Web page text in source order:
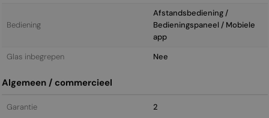
Bediening
Afstandsbediening /
Bedieningspaneel / Mobiele
app
Glas inbegrepen
Nee
Algemeen / commercieel
Garantie 2